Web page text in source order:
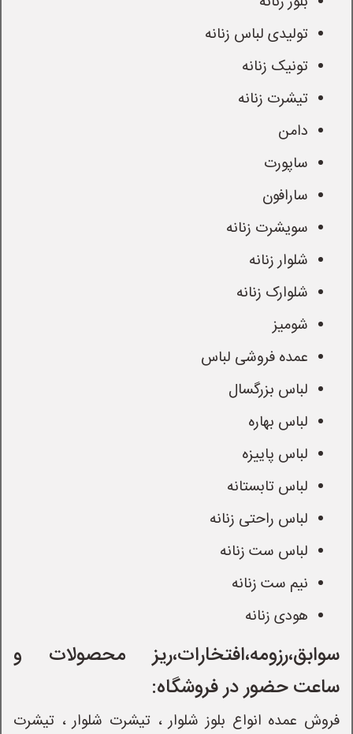
تولیدی لباس زنانه
تونیک زنانه
تیشرت زنانه
دامن
ساپورت
سارافون
سویشرت زنانه
شلوار زنانه
شلوارک زنانه
شومیز
عمده فروشی لباس
لباس بزرگسال
لباس بهاره
لباس پاییزه
لباس تابستانه
لباس راحتی زنانه
لباس ست زنانه
نیم ست زنانه
هودی زنانه
سوابق،رزومه،افتخارات،ریز محصولات و
ساعت حضور در فروشگاه:
فروش عمده انواع بلوز شلوار ، تیشرت شلوار ، تیشرت